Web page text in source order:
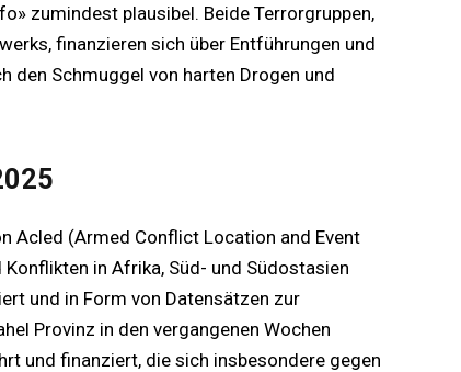
zumindest plausibel. Beide Terrorgruppen,
finanzieren sich über Entführungen und
den Schmuggel von harten Drogen und
Acled (Armed Conflict Location and Event
in Afrika, Süd- und Südostasien
und in Form von Datensätzen zur
Provinz in den vergangenen Wochen
und finanziert, die sich insbesondere gegen